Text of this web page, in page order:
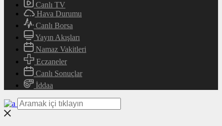
Canlı TV
Hava Durumu
Canlı Borsa
Yayın Akışları
Namaz Vakitleri
Eczaneler
Canlı Sonuçlar
İddaa